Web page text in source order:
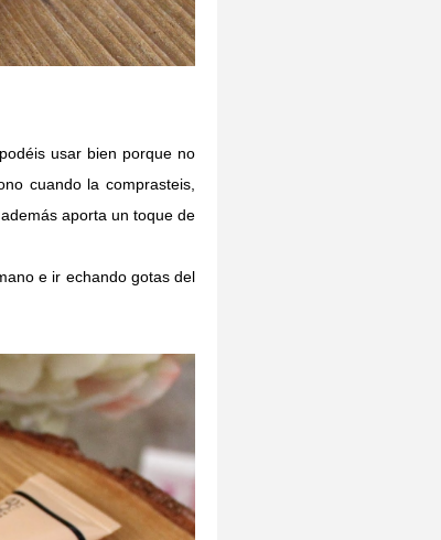
usar bien porque no
cuando la comprasteis,
aporta un toque de
e ir echando gotas del